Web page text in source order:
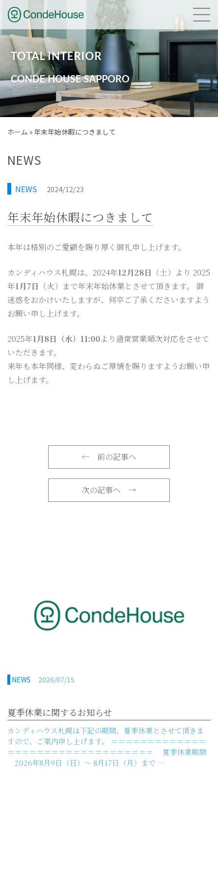
HOME
NEWS
GALLERY
BRAND
COMPANY
ACCESS
CONTACT
BLOG
カタログ請求はこちら
ご来店予約はこちら
TOTAL INTERIOR
CONDE HOUSE SAPPORO
ホーム »年末年始休暇につきまして
NEWS
NEWS 2024/12/23
年末年始休暇につきまして
本年は格別のご愛顧を賜り厚く御礼申し上げます。
カンディハウス札幌は、2024年12月28日 （土）より 2025
年1月7日 （火）まで年末年始休業とさせて頂きます。 御
迷惑をおかけいたしますが、何卒ご了承くださいますよう
お願い申し上げます。
2025年1月8日（水）11:00より通常営業順次対応をさせて
いただきます。
来年も本年同様、変わらぬご厚情を賜りますようお願い申
し上げます。
← 前の記事へ
次の記事へ →
NEWS 2026/07/15
夏季休業に関するお知らせ
カンディハウス札幌は下記の期間、夏季休業とさせて頂きま
すので、ご案内申し上げます。 ＝＝＝＝＝＝＝＝＝＝＝＝＝
＝＝＝＝＝＝＝＝＝＝＝＝＝＝＝＝＝＝＝＝ 夏季休業期間
2026年8月9日（日）～ 8月17日（月）まで …